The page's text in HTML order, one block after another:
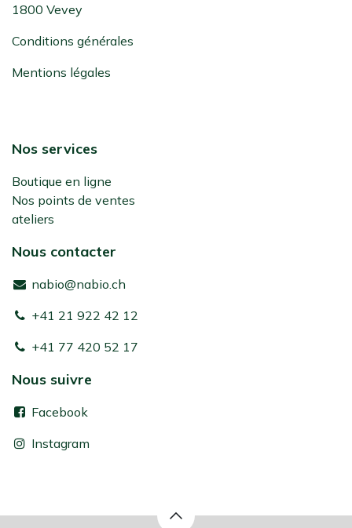
1800 Vevey
Conditions générales
Mentions légales
Nos services
Boutique en ligne
Nos points de ventes
ateliers
Nous contacter
nabio@nabio.ch
+41 21 922 42 12
+41 77 420 52 17
Nous suivre
Facebook
Instagram